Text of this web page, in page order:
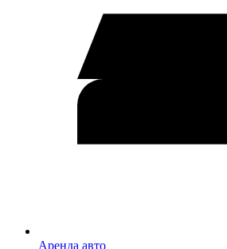
Аренда авто